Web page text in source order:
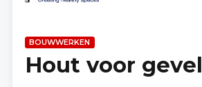
BOUWWERKEN
Hout voor gevel